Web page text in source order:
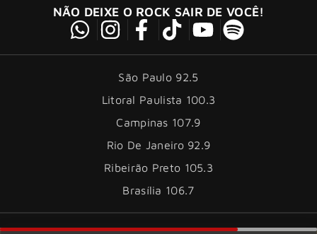
NÃO DEIXE O ROCK SAIR DE VOCÊ!
São Paulo 92.5
Litoral Paulista 100.3
Campinas 107.9
Rio De Janeiro 92.9
Ribeirão Preto 105.3
Brasília 106.7